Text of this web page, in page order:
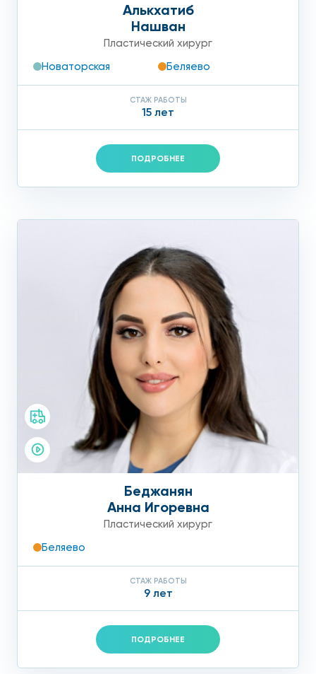
Алькхатиб
Нашван
Пластический хирург
Новаторская
Беляево
СТАЖ РАБОТЫ
15 лет
ПОДРОБНЕЕ
Беджанян
Анна Игоревна
Пластический хирург
Беляево
СТАЖ РАБОТЫ
9 лет
ПОДРОБНЕЕ